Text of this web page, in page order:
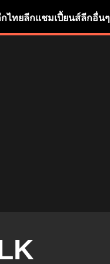
กไทยลีกแชมเปี้ยนส์ลีกอื่นๆ